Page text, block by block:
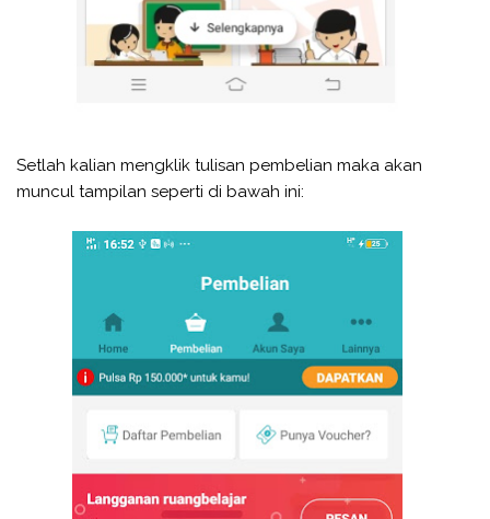
Setlah kalian mengklik tulisan pembelian maka akan
muncul tampilan seperti di bawah ini: